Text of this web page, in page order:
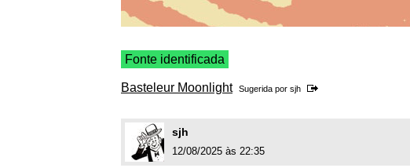
Fonte identificada
Basteleur Moonlight Sugerida por sjh
sjh
12/08/2025 às 22:35